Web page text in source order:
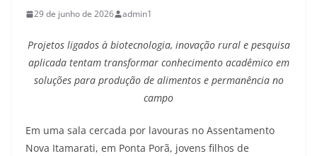
29 de junho de 2026 admin1
Projetos ligados à biotecnologia, inovação rural e pesquisa
aplicada tentam transformar conhecimento acadêmico em
soluções para produção de alimentos e permanência no
campo
Em uma sala cercada por lavouras no Assentamento
Nova Itamarati, em Ponta Porã, jovens filhos de